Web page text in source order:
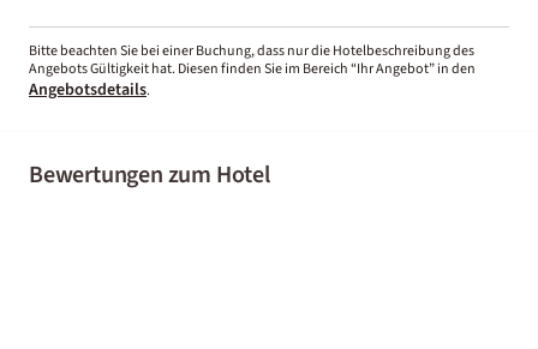
Bitte beachten Sie bei einer Buchung, dass nur die Hotelbeschreibung des
Angebots Gültigkeit hat. Diesen finden Sie im Bereich “Ihr Angebot” in den
Angebotsdetails.
Bewertungen zum Hotel